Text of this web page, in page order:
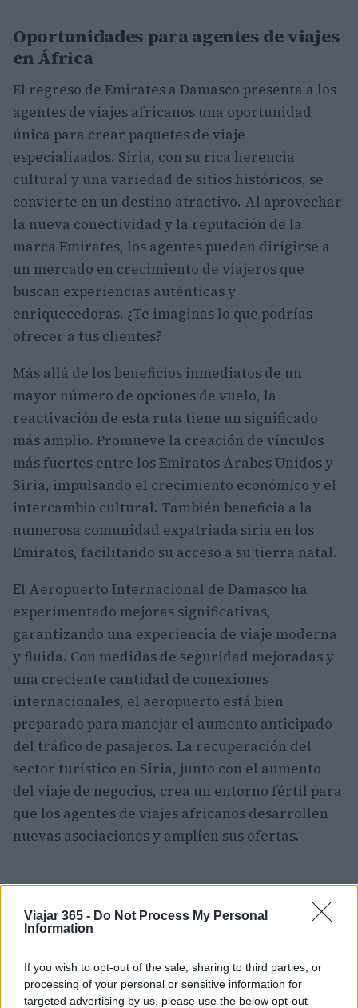
Viajar 365 - Do Not Process My Personal
Information
If you wish to opt-out of the sale, sharing to third parties, or
processing of your personal or sensitive information for
targeted advertising by us, please use the below opt-out
Oportunidades para agentes de viajes
en África
El regreso de Emirates a Damasco presenta a los
agentes de viajes africanos una oportunidad
única para crear paquetes de viaje
especializados. Siria, con su rica herencia
cultural y una variedad de sitios históricos, se
convierte en un destino atractivo. Al aprovechar
la nueva conectividad y la reputación de la
marca Emirates, los agentes pueden dirigirse a
un mercado en crecimiento de viajeros que
buscan experiencias auténticas y
enriquecedoras. ¿Te imaginas lo que podrías
ofrecer a tus clientes?
Más allá de los beneficios inmediatos de un
mayor número de opciones de vuelo, la
reactivación de esta ruta tiene un significado
más amplio. Promueve la creación de vínculos
más fuertes entre los Emiratos Árabes Unidos y
Siria, impulsando el crecimiento económico y el
intercambio cultural. También beneficia a la
numerosa comunidad expatriada siria en los
Emiratos, facilitando su acceso a su tierra natal.
El Aeropuerto Internacional de Damasco ha
experimentado mejoras significativas,
garantizando una experiencia de viaje moderna
y fluida. Con medidas de seguridad mejoradas y
una creciente cantidad de conexiones
internacionales, el aeropuerto está bien
preparado para manejar el aumento anticipado
del tráfico de pasajeros. La recuperación del
sector turístico en Siria, junto con el aumento
del viaje de negocios, crea un entorno fértil para
que los agentes de viajes africanos desarrollen
nuevas asociaciones y amplíen sus ofertas.